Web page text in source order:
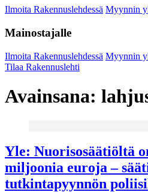
Ilmoita Rakennuslehdessä Myynnin
Mainostajalle
Ilmoita Rakennuslehdessä Myynnin
Tilaa Rakennuslehti
Avainsana:
Yle: Nuorisosäätiöltä
miljoonia euroja –
tutkintapyynnön